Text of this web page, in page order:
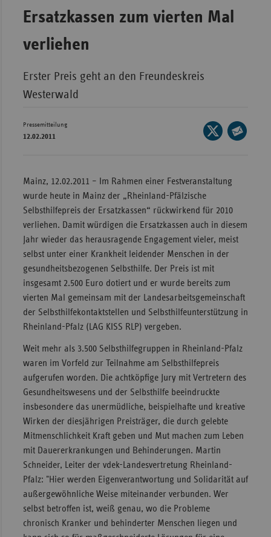
Ersatzkassen zum vierten Mal
verliehen
Erster Preis geht an den Freundeskreis
Westerwald
Pressemitteilung
12.02.2011
Seite
auf
Mainz, 12.02.2011 – Im Rahmen einer Festveranstaltung
wurde heute in Mainz der „Rheinland-Pfälzische
Selbsthilfepreis der Ersatzkassen“ rückwirkend für 2010
verliehen. Damit würdigen die Ersatzkassen auch in diesem
Jahr wieder das herausragende Engagement vieler, meist
selbst unter einer Krankheit leidender Menschen in der
gesundheitsbezogenen Selbsthilfe. Der Preis ist mit
insgesamt 2.500 Euro dotiert und er wurde bereits zum
vierten Mal gemeinsam mit der Landesarbeitsgemeinschaft
der Selbsthilfekontaktstellen und Selbsthilfeunterstützung in
Rheinland-Pfalz (LAG KISS RLP) vergeben.
Weit mehr als 3.500 Selbsthilfegruppen in Rheinland-Pfalz
waren im Vorfeld zur Teilnahme am Selbsthilfepreis
aufgerufen worden. Die achtköpfige Jury mit Vertretern des
Gesundheitswesens und der Selbsthilfe beeindruckte
insbesondere das unermüdliche, beispielhafte und kreative
Wirken der diesjährigen Preisträger, die durch gelebte
Mitmenschlichkeit Kraft geben und Mut machen zum Leben
mit Dauererkrankungen und Behinderungen. Martin
Schneider, Leiter der vdek-Landesvertretung Rheinland-
Pfalz: "Hier werden Eigenverantwortung und Solidarität auf
außergewöhnliche Weise miteinander verbunden. Wer
selbst betroffen ist, weiß genau, wo die Probleme
chronisch Kranker und behinderter Menschen liegen und